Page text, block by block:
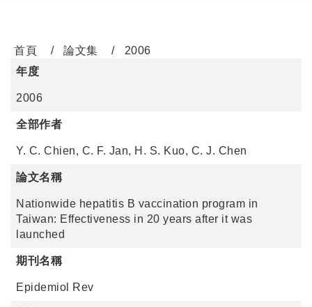
首頁 論文集
2006
年度
2006
全部作者
Y. C. Chien, C. F. Jan, H. S. Kuo, C. J. Chen
論文名稱
Nationwide hepatitis B vaccination program in
Taiwan: Effectiveness in 20 years after it was
launched
期刊名稱
Epidemiol Rev